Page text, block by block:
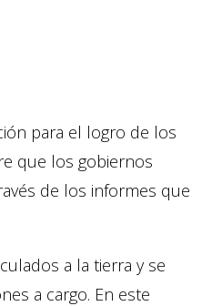
para el logro de los
que los gobiernos
de los informes que
a la tierra y se
a cargo. En este